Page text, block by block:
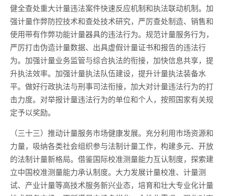
健全查处重大计量违法案件快速反应机制和执法联动机制。加
强计量作弊防控技术和查处技术研究，严厉查处制造、销售和
使用带有作弊功能计量器具的违法行为。规范计量服务行为，
严厉打击伪造计量数据、出具虚假计量证书和报告的违法行
为。加强计量业务监管与综合执法的衔接，加快信息共享，提
升执法效率。加强计量执法队伍建设，提升计量执法装备水
平。做好行政执法与刑事司法衔接，加大对计量违法行为的打
击力度。对举报计量违法行为的单位和个人，按照国家有关规
定予以奖励。
（三十三）推动计量服务市场健康发展。充分利用市场资源和
力量，吸纳各类社会组织参与法制计量工作，构建多元、开放
的法制计量新格局。借鉴国际校准测量能力互认制度，探索建
立中国校准测量能力承认制度。大力发展计量校准、计量测
试、产业计量等高技术服务新兴业态，培育和壮大专业化计量